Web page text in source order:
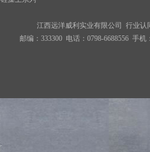
江西远洋威利实业有限公司 行业
邮编：333300 电话：0798-6688556 手